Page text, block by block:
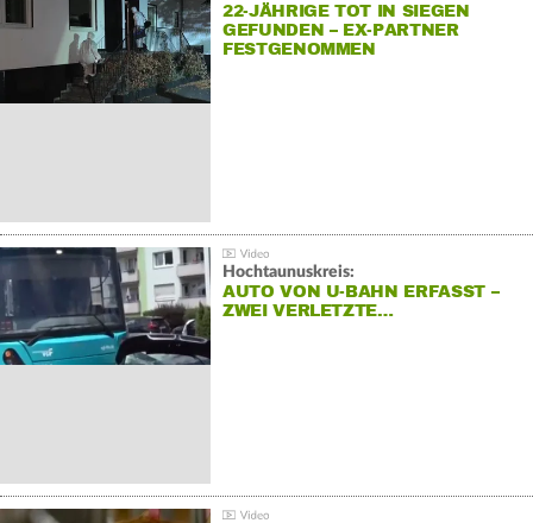
22-JÄHRIGE TOT IN SIEGEN
GEFUNDEN – EX-PARTNER
FESTGENOMMEN
Hochtaunuskreis:
AUTO VON U-BAHN ERFASST –
ZWEI VERLETZTE…